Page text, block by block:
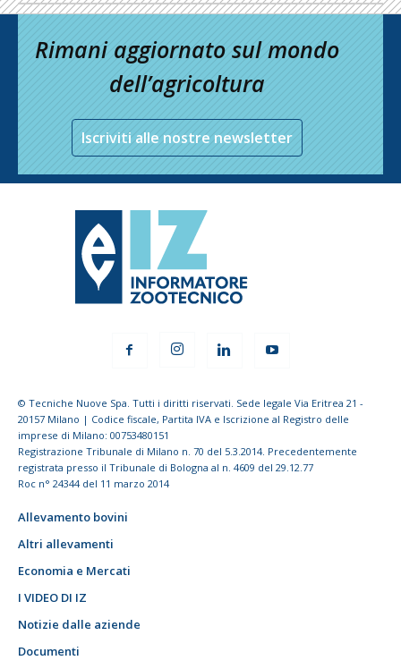
Rimani aggiornato sul mondo
dell’agricoltura
Iscriviti alle nostre newsletter
© Tecniche Nuove Spa. Tutti i diritti riservati. Sede legale Via Eritrea 21 -
20157 Milano | Codice fiscale, Partita IVA e Iscrizione al Registro delle
imprese di Milano: 00753480151
Registrazione Tribunale di Milano n. 70 del 5.3.2014. Precedentemente
registrata presso il Tribunale di Bologna al n. 4609 del 29.12.77
Roc n° 24344 del 11 marzo 2014
Allevamento bovini
Altri allevamenti
Economia e Mercati
I VIDEO DI IZ
Notizie dalle aziende
Documenti